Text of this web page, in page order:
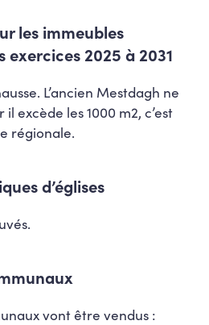
les immeubles
exercices 2025 à 2031
L’ancien Mestdagh ne
excède les 1000 m2, c’est
régionale.
d’églises
vont être vendus :